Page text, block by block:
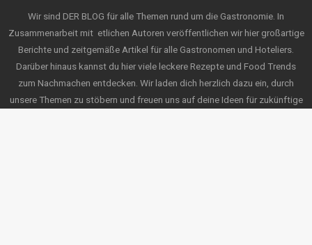
Wir sind DER BLOG für alle Themen rund um die Gastronomie. In
Zusammenarbeit mit etlichen Autoren veröffentlichen wir hier großartige
Berichte und zeitgemäße Artikel für alle Gastronomen und Hoteliers.
Darüber hinaus kannst du hier viele leckere Rezepte und Food Trends
zum Nachmachen entdecken. Wir laden dich herzlich dazu ein, durch
unsere Themen zu stöbern und freuen uns auf deine Ideen für zukünftige